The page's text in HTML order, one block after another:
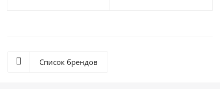
Список брендов